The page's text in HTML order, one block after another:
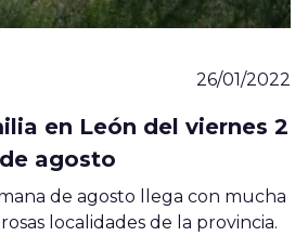
26/01/2022
en León del viernes 2
agosto
de agosto llega con mucha
localidades de la provincia.